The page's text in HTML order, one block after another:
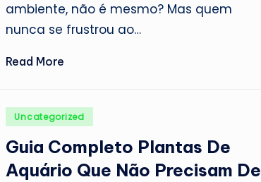
ambiente, não é mesmo? Mas quem
nunca se frustrou ao…
Read More
Posted
Uncategorized
Guia Completo Plantas De
Aquário Que Não Precisam De